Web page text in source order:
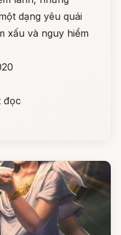
dạng yêu quái
xấu và nguy hiểm
đọc